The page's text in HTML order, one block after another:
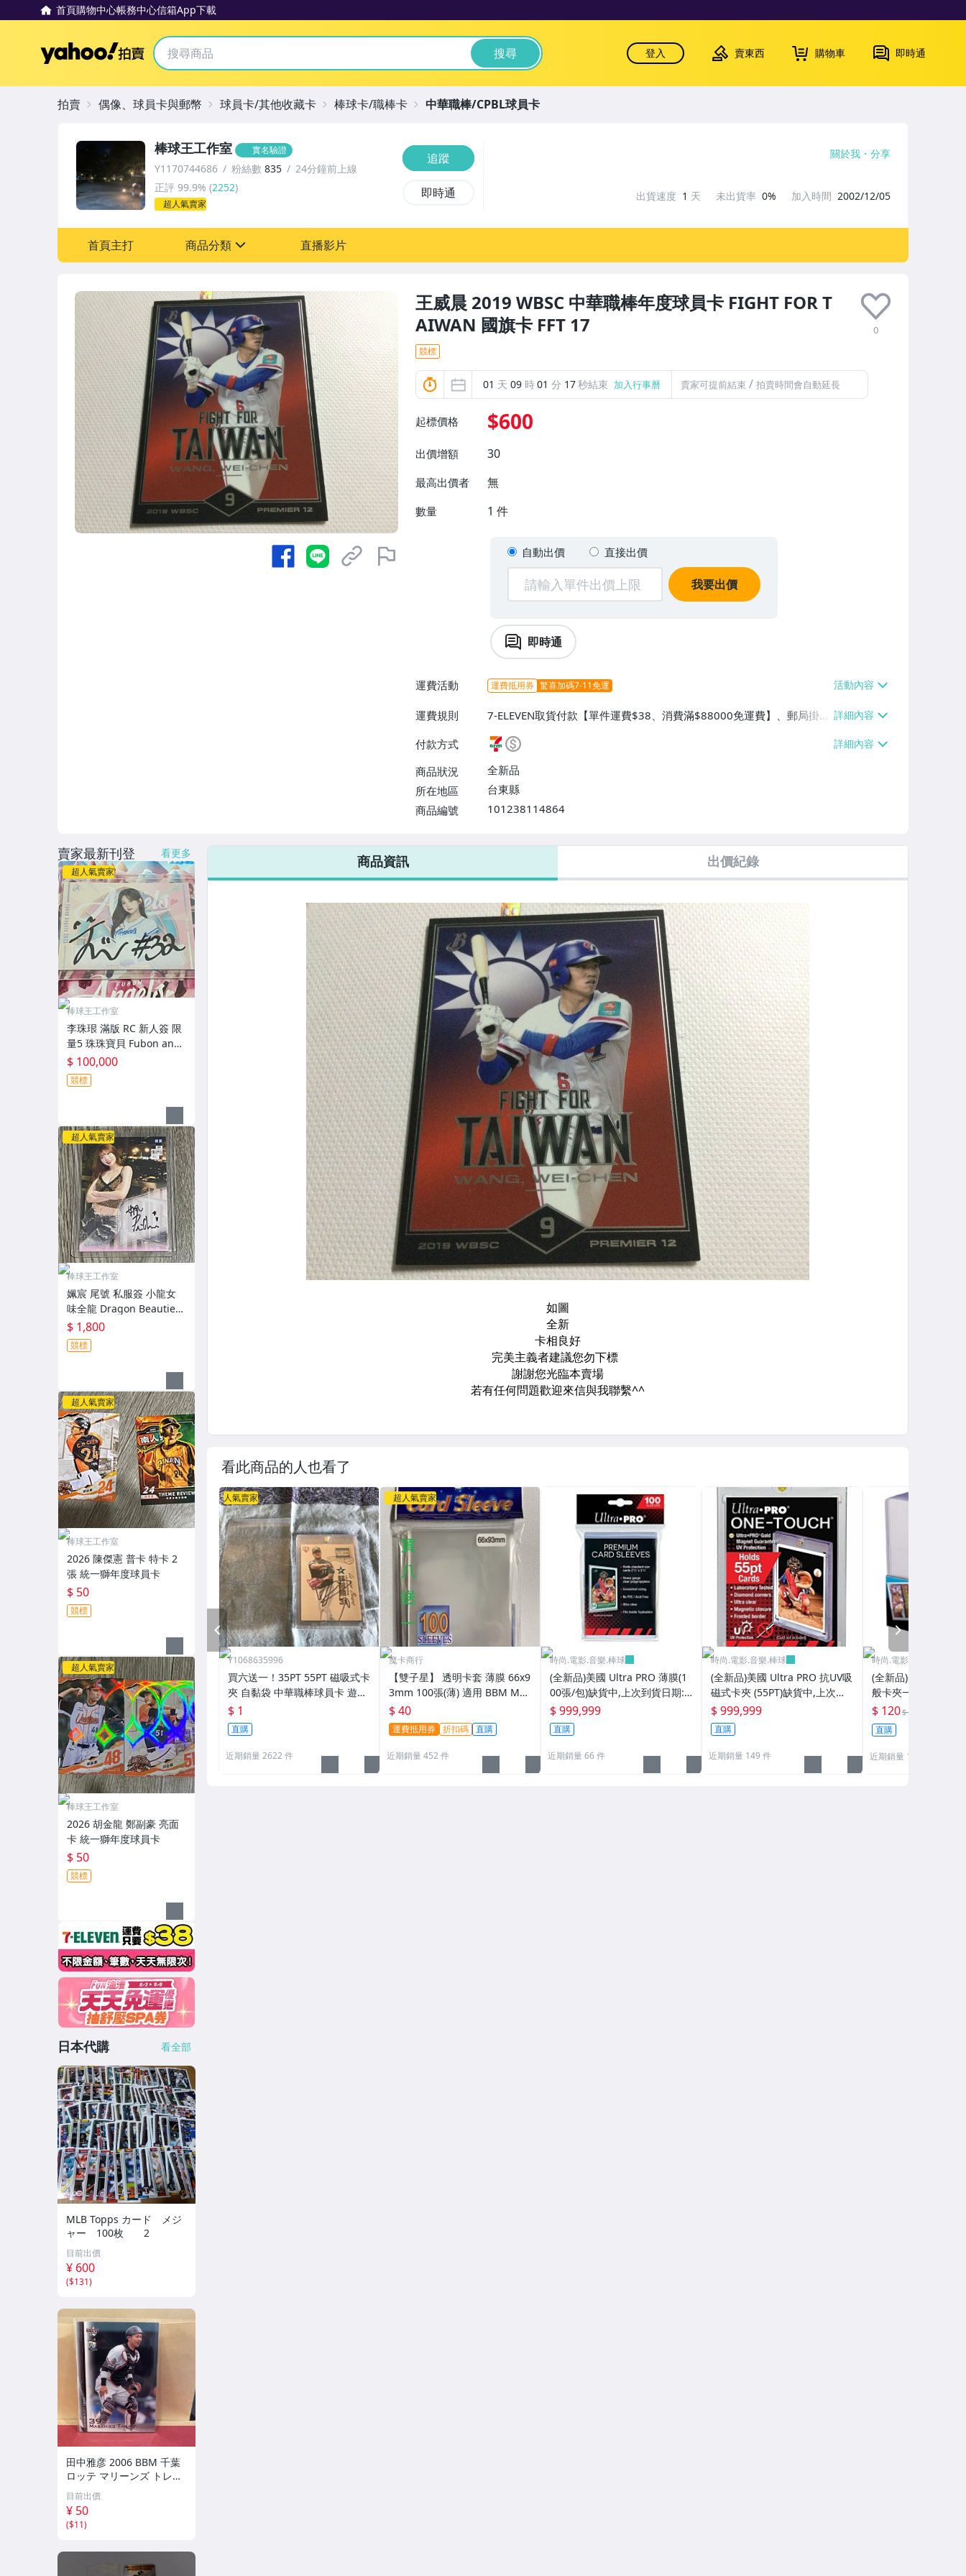
首頁購物中心帳務中心信箱App下載
Yahoo拍賣 搜尋 登入 賣東西 購物車 即時通
王威晨 2019 WBSC 中華職棒年度球員卡 FIGHT FOR T
AIWAN 國旗卡 FFT 17
0
競標
01 天 09 時01 分 15秒結束 加入行事曆 賣家可提前結束 / 拍賣時間會自動延長
起標價格 $600
出價增額 30
最高出價者 無
數量 1 件
自動出價 直接出價
我要出價
即時通
運費活動 運費抵用券 驚喜加碼7-11免運
運費規則
7-ELEVEN取貨付款【單件運費$38、消費滿$88000免運費】、郵局掛號
【單件運費$50、消費滿$80000免運費】
付款方式
商品狀況
全新品
所在地區
台東縣
商品編號
101238114864
7-ELEVEN 運費只要38元
棒球王工作室 實名驗證
Y1170744686 粉絲數 835
24分鐘前上線
正評 99.9% (2252)
超人氣賣家
追蹤
即時通
關於我 分享
出貨速度 1 天 未出貨率 0% 加入時間 2002/12/05
首頁主打 商品分類
嬰幼兒與孕婦
圖書/影音/文具
成人專區
手機、配件與通訊
玩具、模型與公仔
男性精品與服飾
偶像、球員卡與郵幣
直播影片
拍賣 偶像、球員卡與郵幣 球員卡/其他收藏卡 棒球卡/職棒卡 中華職棒/CPBL球員卡
商品資訊 出價紀錄
看此商品的人也看了
人氣賣家
Y1068635996
買六送一！35PT 55PT 磁吸式卡
夾 自黏袋 中華職棒球員卡 遊戲
王 寶可夢PTCG 漫威 ultra pro
可用
$ 1
直購
近期銷量 2622 件
超人氣賣家
魔卡商行
【雙子星】 透明卡套 薄膜 66x9
3mm 100張(薄) 適用 BBM MLB
Topps CPBL 球員卡
$ 40
運費抵用券 折扣碼 直購
近期銷量 452 件
時尚.電影.音樂.棒球
(全新品)美國 Ultra PRO 薄膜(1
00張/包)缺貨中,上次到貨日期:2
025/6/26
$ 999,999
直購
近期銷量 66 件
時尚.電影.音樂.棒球
(全新品)美國 Ultra PRO 抗UV吸
磁式卡夾 (55PT)缺貨中,上次到
貨日期:2024/6/13已再到貨
$ 999,999
直購
近期銷量 149 件
時尚.電影.音樂.棒球
(全新品)美國 Ultra
般卡夾一包(25個/包
再到貨
$ 120$ 150
直購
近期銷量 119 件
PREV
賣家最新刊登 看更多
超人氣賣家
棒球王工作室
李珠珢 滿版 RC 新人簽 限
量5 珠珠寶貝 Fubon ange
ls 啦啦隊 2025 富邦悍將
年度女孩卡
$ 100,000
競標
超人氣賣家
棒球王工作室
姵宸 尾號 私服簽 小龍女
味全龍 Dragon Beauties
2026 中華職棒寫真卡 078
$ 1,800
競標
超人氣賣家
棒球王工作室
2026 陳傑憲 普卡 特卡 2
張 統一獅年度球員卡
$ 50
競標
超人氣賣家
棒球王工作室
2026 胡金龍 鄭副豪 亮面
卡 統一獅年度球員卡
$ 50
競標
日本代購 看全部
MLB Topps カード メジ
ャー 100枚 2
目前出價
¥ 600
($131)
田中雅彦 2006 BBM 千葉
ロッテ マリーンズ トレカ
プロ野球 カード M37 スポ
ーツ アスリート トレーデ
ィングカード NPB
目前出價
¥ 50
($11)